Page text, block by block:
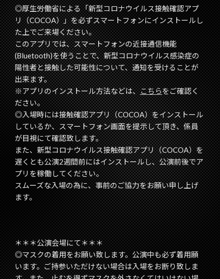
◎厚生労働省による「新型コロナウイルス接触確認アプ
リ（COCOA）」を必ずスマートフォンにインストールし
た上でご来場ください。
このアプリでは、スマートフォンの近接通信機能
(Bluetooth)を使うことで、新型コロナウイルス感染症の
陽性者と接触した可能性について、通知を受けることが
出来ます。
※アプリのインストール方法などは、こちらをご確認く
ださい。
◎入場時には接触確認アプリ（COCOA）をインストール
しているか、スマートフォン画面を提示して頂き、係員
が目視にて確認致します。
また、新型コロナウイルス接触確認アプリ（COCOA）を
遅くとも公演2週間前にはインストールし、公演前後でア
プリを稼働してください。
スムーズな入場の為に、事前のご協力をお願い申し上げ
ます。
＊＊＊公演会場にて＊＊＊
◎マスクの着用をお願い致します。公演中も必ず着用願
います。ご持参いただけない場合は入場をお断り致しま